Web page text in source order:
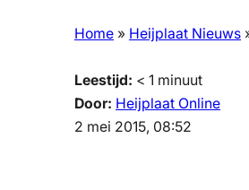
Home » Heijplaat Nieuws
Leestijd: < 1 minuut
Door: Heijplaat Online
2 mei 2015, 08:52